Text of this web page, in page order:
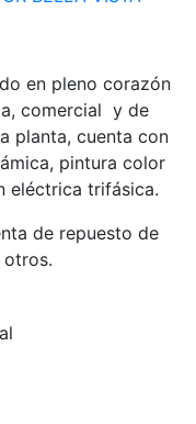
en pleno corazón
comercial y de
planta, cuenta con
pintura color
eléctrica trifásica.
de repuesto de
otros.